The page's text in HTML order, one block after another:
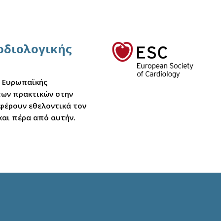
πρακτικών στην
εθελοντικά τον
πέρα από αυτήν.